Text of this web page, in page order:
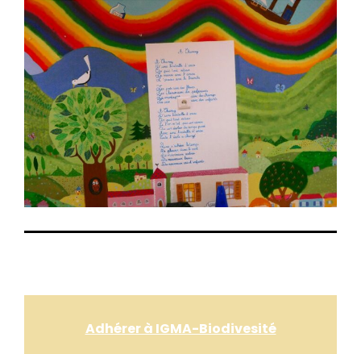
Adhérer à IGMA-Biodivesité